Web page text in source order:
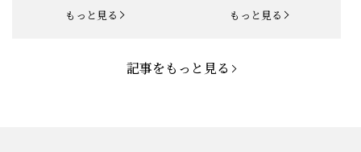
お知らせ 2025.4.28 「母の日企画」開催中！
もっと見る もっと見る
記事をもっと見る